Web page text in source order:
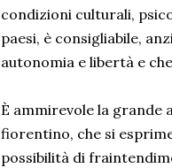
condizioni culturali,
paesi, è consigliabile,
autonomia e libertà e
È ammirevole la grande
fiorentino, che si
possibilità di